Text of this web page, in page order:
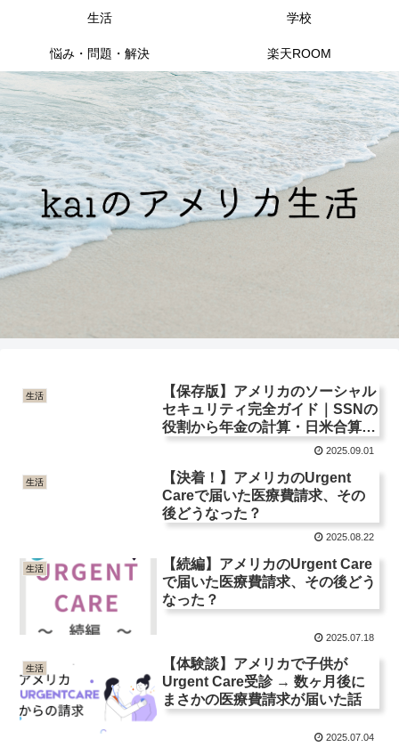
生活 学校
悩み・問題・解決 楽天ROOM
生活
【保存版】アメリカのソーシャル
セキュリティ完全ガイド｜SSNの
役割から年金の計算・日米合算・
専業主婦の受給まで
2025.09.01
生活
【決着！】アメリカのUrgent
Careで届いた医療費請求、その
後どうなった？
2025.08.22
生活
【続編】アメリカのUrgent Care
で届いた医療費請求、その後どう
なった？
2025.07.18
生活
【体験談】アメリカで子供が
Urgent Care受診 → 数ヶ月後に
まさかの医療費請求が届いた話
2025.07.04